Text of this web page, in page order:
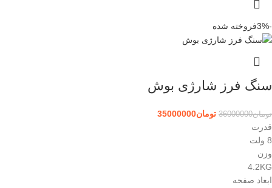
-3% فروخته شده
سنگ فرز شارژی بوش
تومان36000000 تومان35000000
قدرت
8 ولت
وزن
4.2KG
ابعاد صفحه